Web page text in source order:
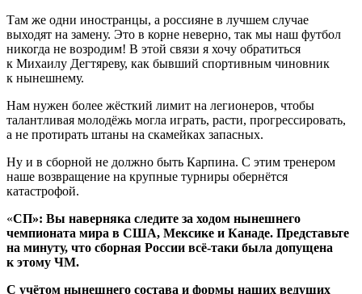
Там же одни иностранцы, а россияне в лучшем случае
выходят на замену. Это в корне неверно, так мы наш футбол
никогда не возродим! В этой связи я хочу обратиться
к Михаилу Дегтяреву, как бывший спортивным чиновник
к нынешнему.
Нам нужен более жёсткий лимит на легионеров, чтобы
талантливая молодёжь могла играть, расти, прогрессировать,
а не протирать штаны на скамейках запасных.
Ну и в сборной не должно быть Карпина. С этим тренером
наше возвращение на крупные турниры обернётся
катастрофой.
«СП»: Вы наверняка следите за ходом нынешнего
чемпионата мира в США, Мексике и Канаде. Представьте
на минуту, что сборная России всё‑таки была допущена
к этому ЧМ.
С учётом нынешнего состава и формы наших ведущих